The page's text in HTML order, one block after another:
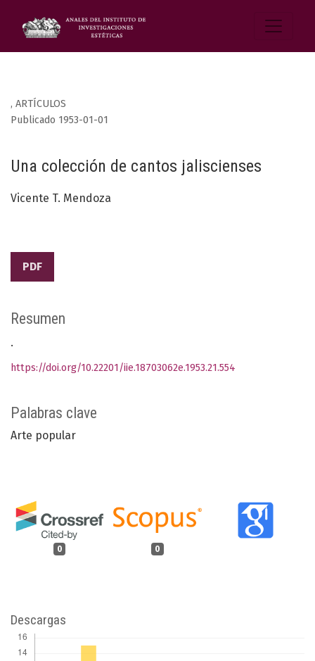
, ARTÍCULOS
Una colección de cantos jaliscienses
Publicado 1953-01-01
Vicente T. Mendoza
PDF
Palabras clave
Arte popular
0 0
Resumen
.
https://doi.org/10.22201/iie.18703062e.1953.21.554
Descargas